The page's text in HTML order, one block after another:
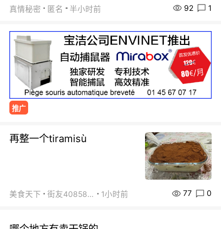
真情秘密 匿名 半小时前 92 1
推广
再整一个tiramisù
美食天下 街友40858442 1小时前 77 0